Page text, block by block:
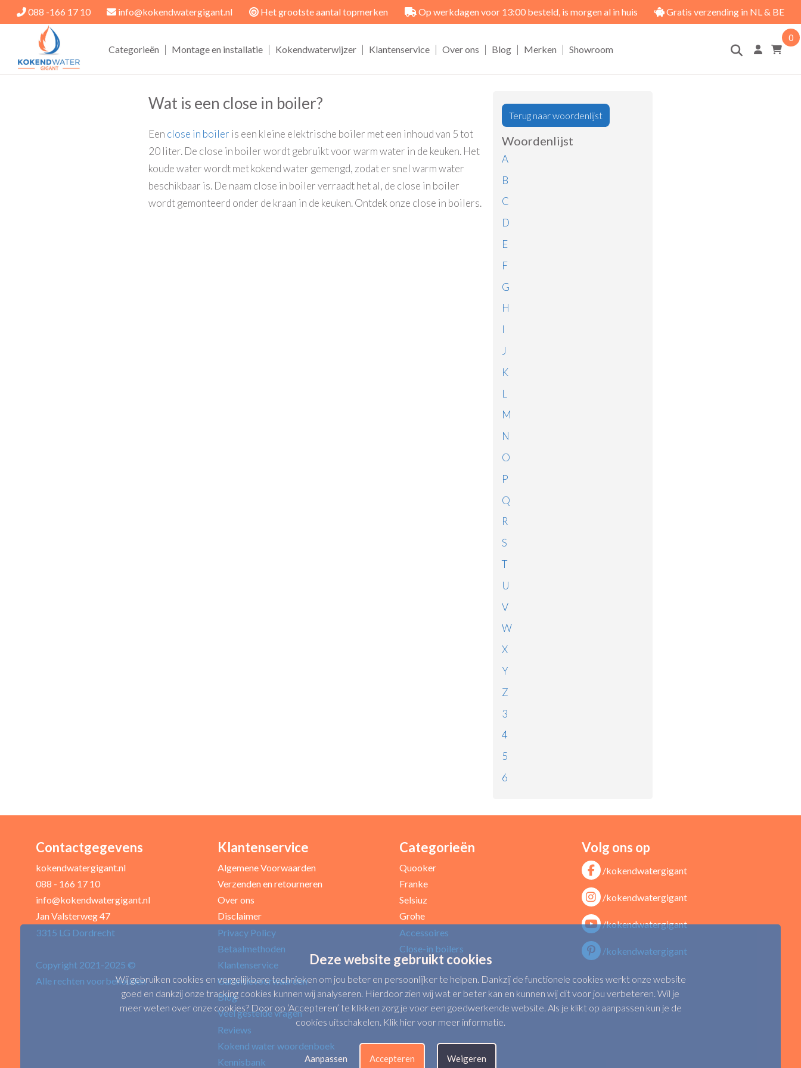
088 -166 17 10 info@kokendwatergigant.nl Het grootste aantal topmerken Op werkdagen voor 13:00 besteld, is morgen al in huis Gratis verzending in NL & BE
Categorieën | Montage en installatie | Kokendwaterwijzer | Klantenservice | Over ons | Blog | Merken | Showroom
0
Wat is een close in boiler?
Een close in boiler is een kleine elektrische boiler met een inhoud van 5 tot
20 liter. De close in boiler wordt gebruikt voor warm water in de keuken. Het
koude water wordt met kokend water gemengd, zodat er snel warm water
beschikbaar is. De naam close in boiler verraadt het al, de close in boiler
wordt gemonteerd onder de kraan in de keuken. Ontdek onze close in boilers.
Terug naar woordenlijst
Woordenlijst
A
B
C
D
E
F
G
H
I
J
K
L
M
N
O
P
Q
R
S
T
U
V
W
X
Y
Z
3
4
5
6
Contactgegevens
kokendwatergigant.nl
088 - 166 17 10
info@kokendwatergigant.nl
Jan Valsterweg 47
3315 LG Dordrecht
Copyright 2021-2025 ©
Alle rechten voorbehouden
Klantenservice
Algemene Voorwaarden
Verzenden en retourneren
Over ons
Disclaimer
Privacy Policy
Betaalmethoden
Klantenservice
Garantievoorwaarden
Blog
Veel gestelde vragen
Reviews
Kokend water woordenboek
Kennisbank
Categorieën
Quooker
Franke
Selsiuz
Grohe
Accessoires
Close-in boilers
Volg ons op
/kokendwatergigant
/kokendwatergigant
/kokendwatergigant
/kokendwatergigant
Deze website gebruikt cookies
Wij gebruiken cookies en vergelijkbare technieken om jou beter en persoonlijker te helpen. Dankzij de functionele cookies werkt onze website
goed en dankzij onze tracking cookies kunnen wij analyseren. Hierdoor zien wij wat er beter kan en kunnen wij dit voor jou verbeteren. Wil je
meer weten over onze cookies? Door op ‘Accepteren’ te klikken zorg je voor een goedwerkende website. Als je klikt op aanpassen kun je de
cookies uitschakelen. Klik hier voor meer informatie
Aanpassen Accepteren Weigeren